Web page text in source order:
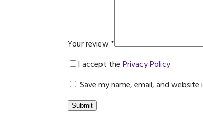
Your review*
I accept thePrivacy Policy
Save my name, email, and
Submit